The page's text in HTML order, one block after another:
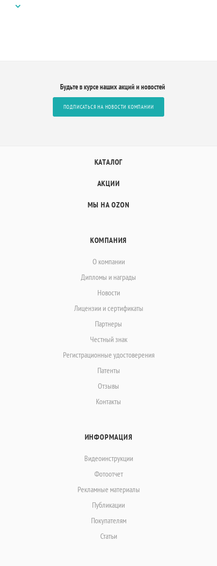
Будьте в курсе наших акций и новостей
ПОДПИСАТЬСЯ НА НОВОСТИ КОМПАНИИ
КАТАЛОГ
АКЦИИ
МЫ НА OZON
КОМПАНИЯ
О компании
Дипломы и награды
Новости
Лицензии и сертификаты
Партнеры
Честный знак
Регистрационные удостоверения
Патенты
Отзывы
Контакты
ИНФОРМАЦИЯ
Видеоинструкции
Фотоотчет
Рекламные материалы
Публикации
Покупателям
Статьи